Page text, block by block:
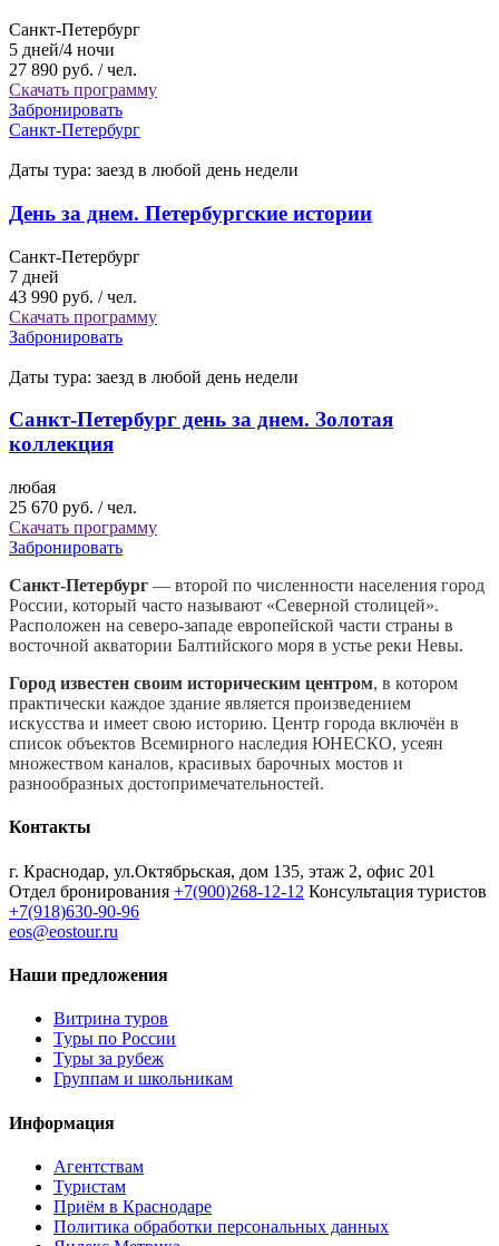
Санкт-Петербург
5 дней/4 ночи
27 890 руб. / чел.
Скачать программу
Забронировать
Санкт-Петербург
Даты тура: заезд в любой день недели
День за днем. Петербургские истории
Санкт-Петербург
7 дней
43 990 руб. / чел.
Скачать программу
Забронировать
Даты тура: заезд в любой день недели
Санкт-Петербург день за днем. Золотая
коллекция
любая
25 670 руб. / чел.
Скачать программу
Забронировать
Санкт-Петербург — второй по численности населения город
России, который часто называют «Северной столицей».
Расположен на северо-западе европейской части страны в
восточной акватории Балтийского моря в устье реки Невы.
Город известен своим историческим центром, в котором
практически каждое здание является произведением
искусства и имеет свою историю. Центр города включён в
список объектов Всемирного наследия ЮНЕСКО, усеян
множеством каналов, красивых барочных мостов и
разнообразных достопримечательностей.
Контакты
г. Краснодар, ул.Октябрьская, дом 135, этаж 2, офис 201
Отдел бронирования +7(900)268-12-12 Консультация туристов
+7(918)630-90-96
eos@eostour.ru
Наши предложения
Витрина туров
Туры по России
Туры за рубеж
Группам и школьникам
Информация
Агентствам
Туристам
Приём в Краснодаре
Политика обработки персональных данных